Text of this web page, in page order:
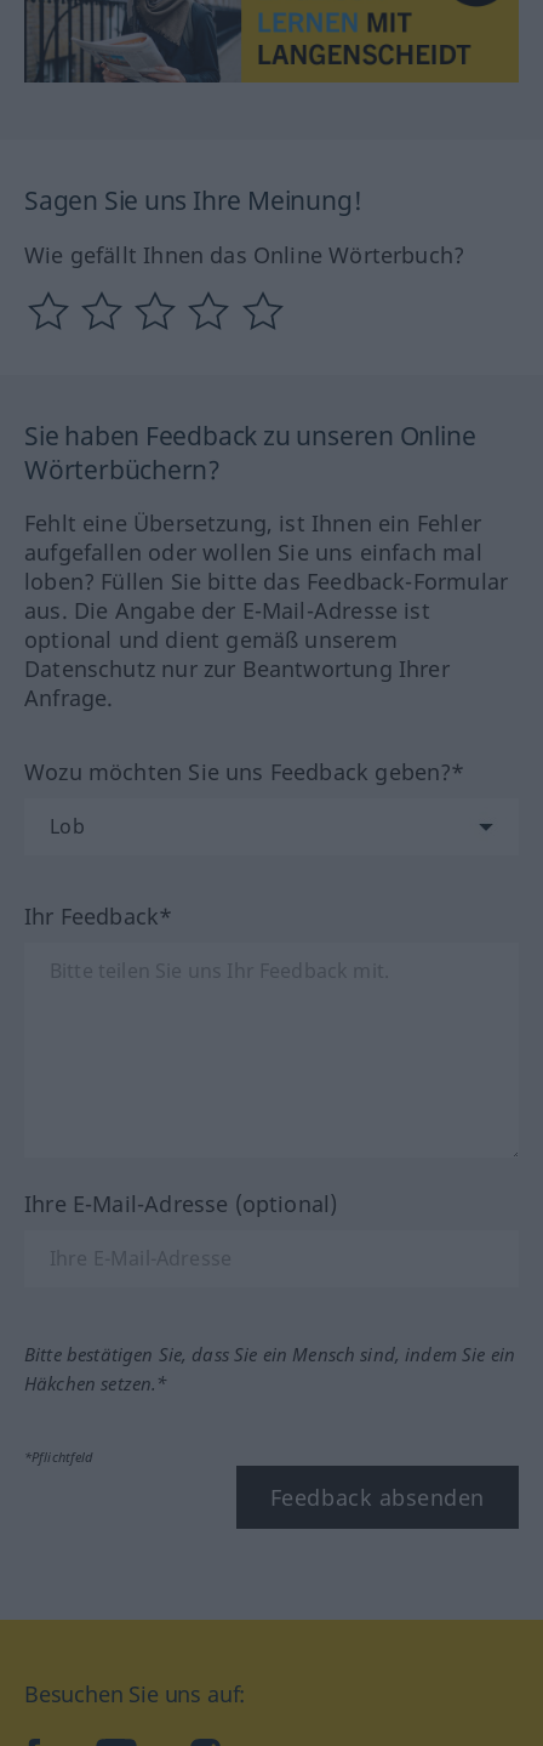
Sagen Sie uns Ihre Meinung!
Wie gefällt Ihnen das Online Wörterbuch?
Sie haben Feedback zu unseren Online
Wörterbüchern?
Fehlt eine Übersetzung, ist Ihnen ein Fehler
aufgefallen oder wollen Sie uns einfach mal
loben? Füllen Sie bitte das Feedback-Formular
aus. Die Angabe der E-Mail-Adresse ist
optional und dient gemäß unserem
Datenschutz nur zur Beantwortung Ihrer
Anfrage.
Wozu möchten Sie uns Feedback geben?*
Ihr Feedback*
Ihre E-Mail-Adresse (optional)
Bitte bestätigen Sie, dass Sie ein Mensch sind, indem Sie ein
Häkchen setzen.*
*Pflichtfeld
Feedback absenden
Besuchen Sie uns auf: